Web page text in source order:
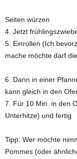
Seiten würzen
4. Jetzt
5. Einrollen (Ich
mache möchte darf
6. Dann in einer
kann gleich in den
7. Für 10 Min. in den
Unterhitze) und fertig
Tipp: Wer möchte
Pommes (oder